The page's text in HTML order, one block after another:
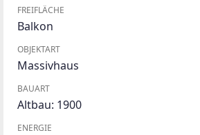
FREIFLÄCHE
Balkon
OBJEKTART
Massivhaus
BAUART
Altbau: 1900
ENERGIE